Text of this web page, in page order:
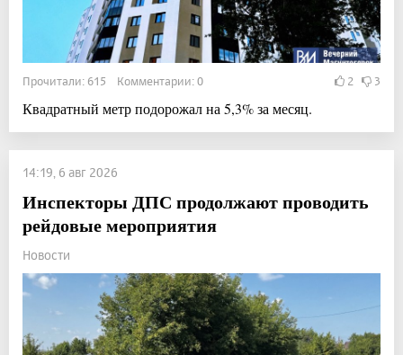
Прочитали: 615 Комментарии: 0 2 3
Квадратный метр подорожал на 5,3% за месяц.
14:19, 6 авг 2026
Инспекторы ДПС продолжают проводить
рейдовые мероприятия
Новости